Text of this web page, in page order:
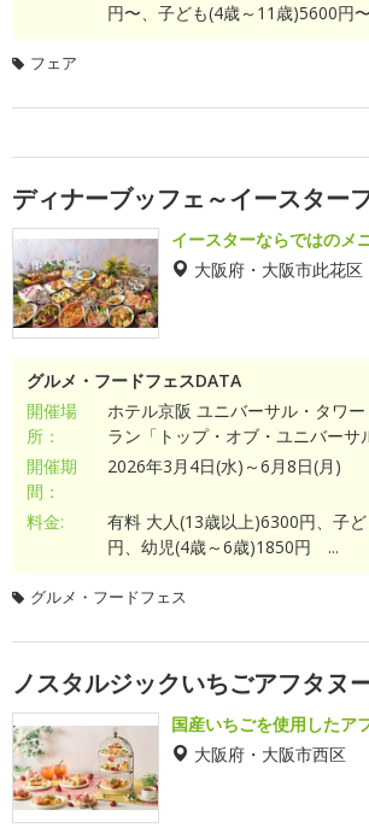
円〜、子ども(4歳～11歳)5600円〜
フェア
ディナーブッフェ～イースター
イースターならではのメ
大阪府・大阪市此花区
グルメ・フードフェスDATA
開催場
所：
ホテル京阪 ユニバーサル・タワ
ラン「トップ・オブ・ユニバーサ
開催期
間：
2026年3月4日(水)～6月8日(月)
料金:
有料 大人(13歳以上)6300円、子
円、幼児(4歳～6歳)1850円 ...
グルメ・フードフェス
ノスタルジックいちごアフタヌ
国産いちごを使用したア
大阪府・大阪市西区